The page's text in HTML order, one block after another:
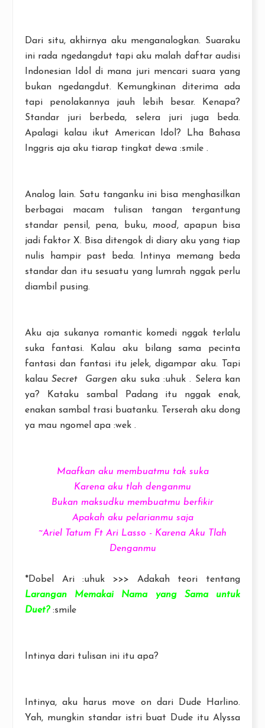
Dari situ, akhirnya aku menganalogkan. Suaraku
ini rada ngedangdut tapi aku malah daftar audisi
Indonesian Idol di mana juri mencari suara yang
bukan ngedangdut. Kemungkinan diterima ada
tapi penolakannya jauh lebih besar. Kenapa?
Standar juri berbeda, selera juri juga beda.
Apalagi kalau ikut American Idol? Lha Bahasa
Inggris aja aku tiarap tingkat dewa :smile .
Analog lain. Satu tanganku ini bisa menghasilkan
berbagai macam tulisan tangan tergantung
standar pensil, pena, buku, mood, apapun bisa
jadi faktor X. Bisa ditengok di diary aku yang tiap
nulis hampir past beda. Intinya memang beda
standar dan itu sesuatu yang lumrah nggak perlu
diambil pusing.
Aku aja sukanya romantic komedi nggak terlalu
suka fantasi. Kalau aku bilang sama pecinta
fantasi dan fantasi itu jelek, digampar aku. Tapi
kalauSecret Gargen aku suka :uhuk . Selera kan
ya? Kataku sambal Padang itu nggak enak,
enakan sambal trasi buatanku. Terserah aku dong
ya mau ngomel apa :wek .
Maafkan aku membuatmu tak suka
Karena aku tlah denganmu
Bukan maksudku membuatmu berfikir
Apakah aku pelarianmu saja
~Ariel Tatum Ft Ari Lasso - Karena Aku Tlah
Denganmu
*Dobel Ari :uhuk >>> Adakah teori tentang
Larangan Memakai Nama yang Sama untuk
Duet?:smile
Intinya dari tulisan ini itu apa?
Intinya, aku harus move on dari Dude Harlino.
Yah, mungkin standar istri buat Dude itu Alyssa